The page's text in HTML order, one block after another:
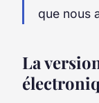
que nous
La